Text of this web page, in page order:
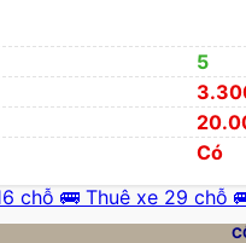
5
Có
chỗ 🚌 Thuê xe 29 chỗ